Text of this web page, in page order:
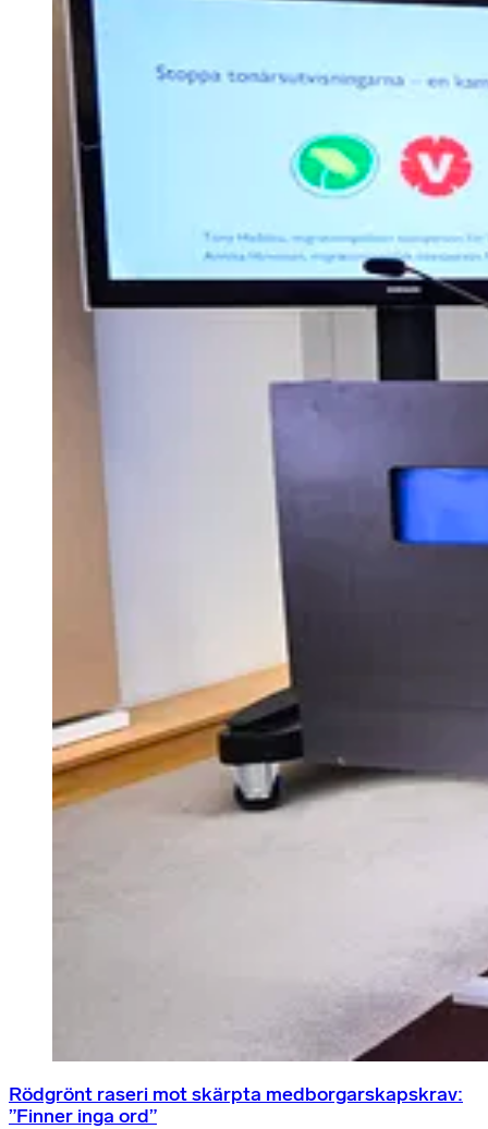
Rödgrönt raseri mot skärpta medborgarskapskrav:
”Finner inga ord”